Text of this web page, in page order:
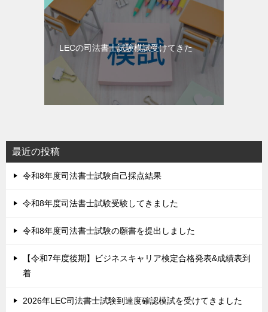
LECの司法書士試験模試受けてきた
最近の投稿
令和8年度司法書士試験自己採点結果
令和8年度司法書士試験受験してきました
令和8年度司法書士試験の願書を提出しました
【令和7年度後期】ビジネスキャリア検定合格発表&成績表到
着
2026年LEC司法書士試験到達度確認模試を受けてきました